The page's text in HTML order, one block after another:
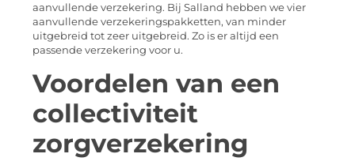
aanvullende verzekering. Bij Salland hebben we vier
aanvullende verzekeringspakketten, van minder
uitgebreid tot zeer uitgebreid. Zo is er altijd een
passende verzekering voor u.
Voordelen van een
collectiviteit
zorgverzekering